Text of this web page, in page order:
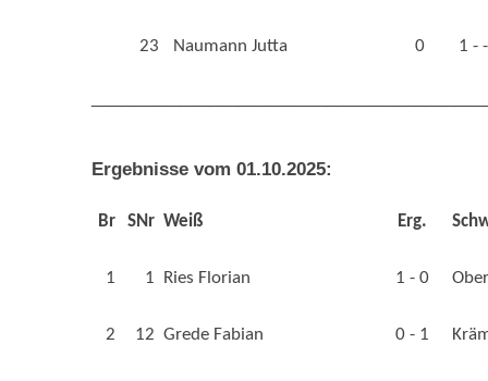
23 Naumann Jutta 0 1 - -
Ergebnisse vom 01.10.2025:
Br SNr Weiß Erg.
1 1 Ries Florian 1 - 0
2 12 Grede Fabian 0 - 1